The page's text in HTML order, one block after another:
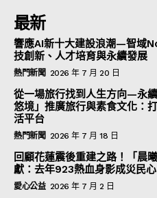
最新
響應AI新十大建設浪潮—智域
技創新、人才培育與永續發展
熱門新聞 2026 年 7 月 20 日
從一場旅行找到人生方向—永
悠境」推廣旅行與素食文化：
活平台
熱門新聞 2026 年 7 月 18 日
回顧花蓮震後重建之路！「晨
獻：去年923熱血身影成災民
愛心公益 2026 年 7 月 2 日